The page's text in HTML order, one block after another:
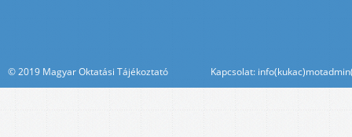
© 2019 Magyar Oktatási Tájékoztató Kapcsolat: